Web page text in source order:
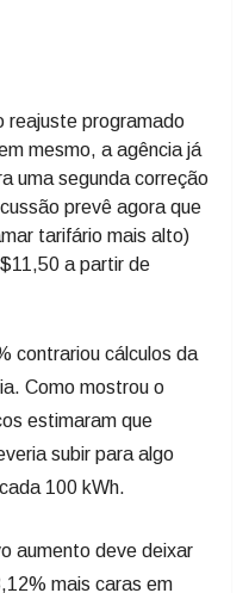
reajuste programado
mesmo, a agência já
uma segunda correção
prevê agora que
tarifário mais alto)
a partir de
contrariou cálculos da
Como mostrou o
estimaram que
subir para algo
100 kWh.
aumento deve deixar
mais caras em